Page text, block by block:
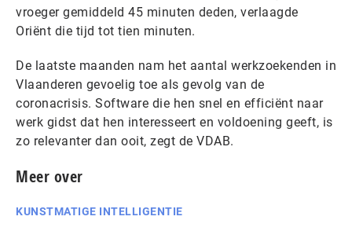
vroeger gemiddeld 45 minuten deden, verlaagde
Oriënt die tijd tot tien minuten.
De laatste maanden nam het aantal werkzoekenden in
Vlaanderen gevoelig toe als gevolg van de
coronacrisis. Software die hen snel en efficiënt naar
werk gidst dat hen interesseert en voldoening geeft, is
zo relevanter dan ooit, zegt de VDAB.
Meer over
KUNSTMATIGE INTELLIGENTIE